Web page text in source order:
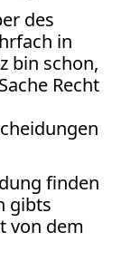
des
in
bin schon,
Recht
finden
gibts
von dem